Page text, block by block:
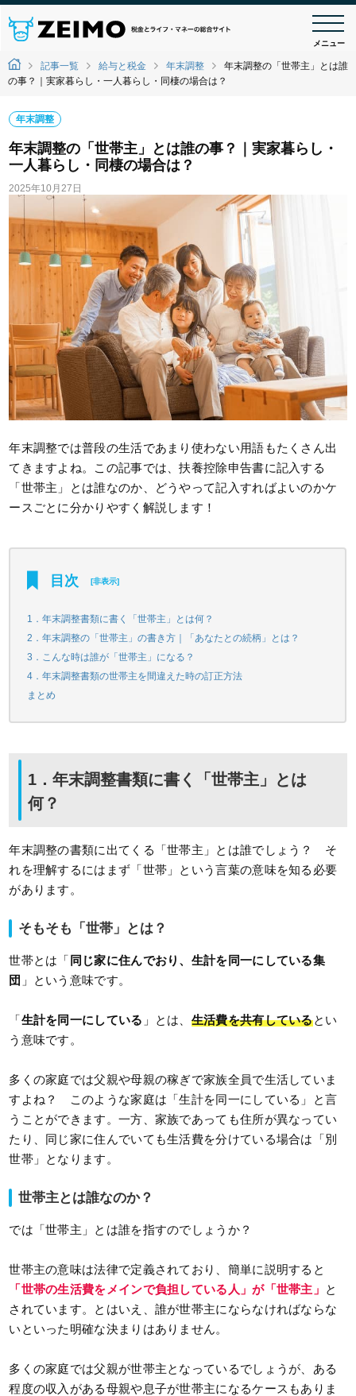
メニュー
記事一覧 給与と税金 年末調整
年末調整の「世帯主」とは誰
の事？｜実家暮らし・一人暮らし・同棲の場合は？
年末調整
年末調整の「世帯主」とは誰の事？｜実家暮らし・
一人暮らし・同棲の場合は？
2025年10月27日
年末調整では普段の生活であまり使わない用語もたくさん出
てきますよね。この記事では、扶養控除申告書に記入する
「世帯主」とは誰なのか、どうやって記入すればよいのかケ
ースごとに分かりやすく解説します！
目次 [非表示]
1．年末調整書類に書く「世帯主」とは何？
2．年末調整の「世帯主」の書き方｜「あなたとの続柄」とは？
3．こんな時は誰が「世帯主」になる？
4．年末調整書類の世帯主を間違えた時の訂正方法
まとめ
1．年末調整書類に書く「世帯主」とは
何？
年末調整の書類に出てくる「世帯主」とは誰でしょう？ そ
れを理解するにはまず「世帯」という言葉の意味を知る必要
があります。
そもそも「世帯」とは？
世帯とは「 同じ家に住んでおり、生計を同一にしている集
団 」という意味です。
「生計を同一にしている 」とは、 生活費を共有しているとい
う意味です。
多くの家庭では父親や母親の稼ぎで家族全員で生活していま
すよね？ このような家庭は「生計を同一にしている」と言
うことができます。一方、家族であっても住所が異なってい
たり、同じ家に住んでいても生活費を分けている場合は「別
世帯」となります。
世帯主とは誰なのか？
では「世帯主」とは誰を指すのでしょうか？
世帯主の意味は法律で定義されており、簡単に説明すると
「世帯の生活費をメインで負担している人 」が「世帯主」 と
されています。とはいえ、誰が世帯主にならなければならな
いといった明確な決まりはありません。
多くの家庭では父親が世帯主となっているでしょうが、ある
程度の収入がある母親や息子が世帯主になるケースもありま